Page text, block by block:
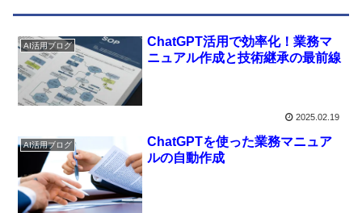
AI活用ブログ
ChatGPT活用で効率化！業務マ
ニュアル作成と技術継承の最前線
2025.02.19
AI活用ブログ
ChatGPTを使った業務マニュア
ルの自動作成